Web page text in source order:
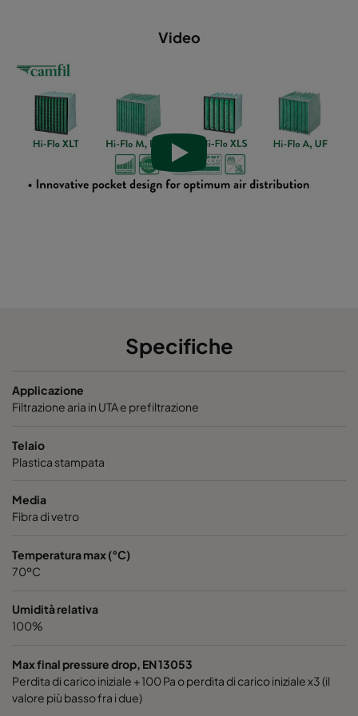
Hi-Flo XLS 6/640 2550 :: 592x592x640-6-25
Hi-Flo XLS 6/640 2550 :: 490x592x640-5-25
Hi-Flo XLS 6/640 2550 :: 287x592x640-3-25
Hi-Flo XLS 6/520 2550 :: 592x490x520-6-25
Hi-Flo XLS 6/520 2550 :: 592x287x520-6-25
Hi-Flo XLS 6/370 2550 :: 592x490x370-6-25
Hi-Flo XLS 6/370 2550 :: 592x287x370-6-25 ePM2,5
Video
Specifiche
Applicazione
Filtrazione aria in UTA e prefiltrazione
Telaio
Plastica stampata
Media
Fibra di vetro
Temperatura max (°C)
70ºC
Umidità relativa
100%
Max final pressure drop, EN 13053
Perdita di carico iniziale + 100 Pa o perdita di carico iniziale x3 (il
valore più basso fra i due)